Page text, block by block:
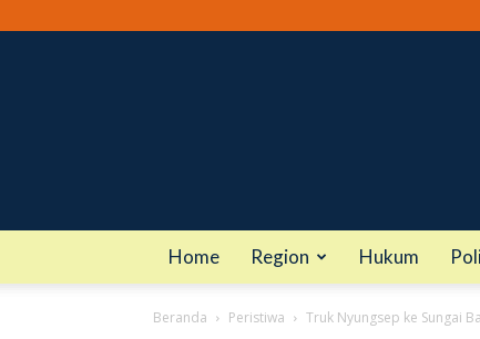
Home Region Hukum
Beranda Peristiwa Truk Nyungsep ke Sungai